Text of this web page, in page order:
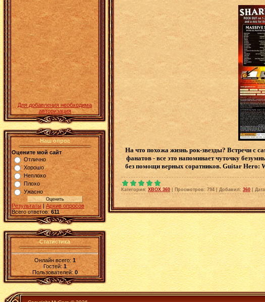
Для добавления необходима
авторизация
Наш опрос
Оцените мой сайт
Отлично
Хорошо
Неплохо
Плохо
Ужасно
Результаты | Архив опросов
Всего ответов: 611
Статистика
Онлайн всего:1
Гостей:1
Пользователей: 0
На что похожа жизнь рок-звезды? Встречи с
фанатов - все это напоминает чуточку
без помощи верных соратников. Guitar Hero:
Категория: XBOX 360 Просмотров: 794 Добавил: 360